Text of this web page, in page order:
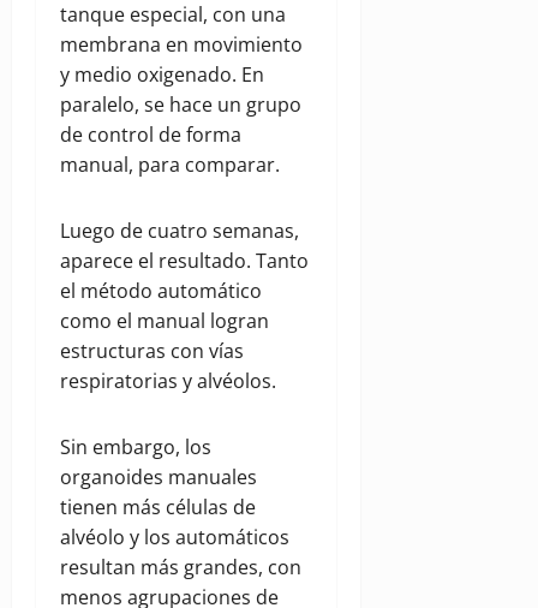
tanque especial, con una
membrana en movimiento
y medio oxigenado. En
paralelo, se hace un grupo
de control de forma
manual, para comparar.
Luego de cuatro semanas,
aparece el resultado. Tanto
el método automático
como el manual logran
estructuras con vías
respiratorias y alvéolos.
Sin embargo, los
organoides manuales
tienen más células de
alvéolo y los automáticos
resultan más grandes, con
menos agrupaciones de